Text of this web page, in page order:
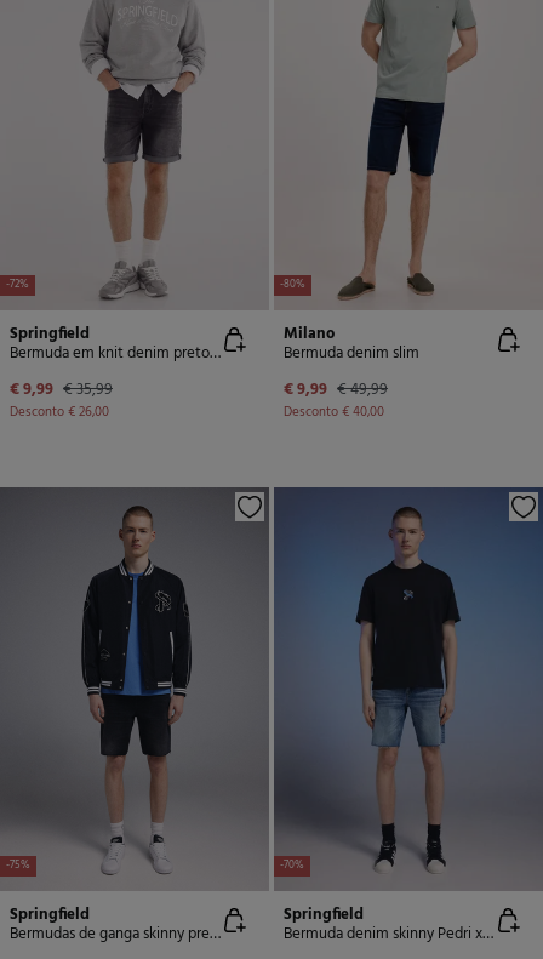
-72%
Springfield
Bermuda em knit denim preto-lavado
€ 9,99 € 35,99
Desconto€ 26,00
-80%
Milano
Bermuda denim slim
€ 9,99 € 49,99
Desconto€ 40,00
-75%
Springfield
Bermudas de ganga skinny pretas Pedri x Springfield
-70%
Springfield
Bermuda denim skinny Pedri x Springfield